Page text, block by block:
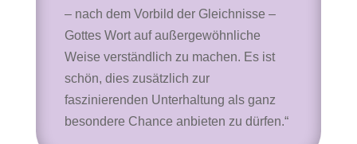
– nach dem Vorbild der Gleichnisse –
Gottes Wort auf außergewöhnliche
Weise verständlich zu machen. Es ist
schön, dies zusätzlich zur
faszinierenden Unterhaltung als ganz
besondere Chance anbieten zu dürfen.“